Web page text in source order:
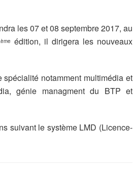
les 07 et 08 septembre 2017, au
ème édition, il dirigera les nouveaux
spécialité notamment multimédia et
génie managment du BTP et
suivant le système LMD (Licence-